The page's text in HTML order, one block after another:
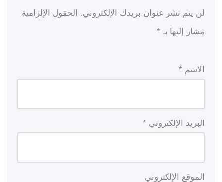
لن يتم نشر عنوان بريدك الإلكتروني.
الحقول الإلزامية
مشار إليها بـ *
الاسم *
البريد الإلكتروني *
الموقع الإلكتروني